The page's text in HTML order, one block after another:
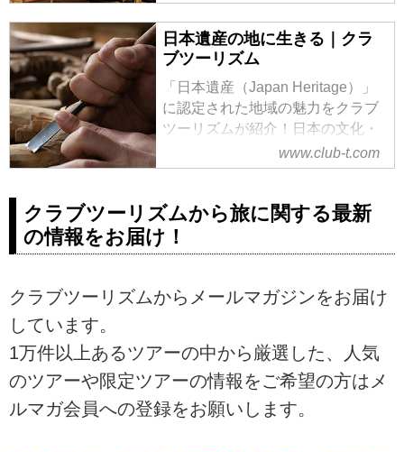
の演出家、旅する世界遺産の語り
部」として旅の魅力を語る連載記
日本遺産の地に生きる｜クラ
ブツーリズム
「日本遺産（Japan Heritage）」
に認定された地域の魅力をクラブ
ツーリズムが紹介！日本の文化・
伝統を感じさせるその町の唯一無
二のストーリーを『日本遺産の地
す。認定地域の詳細や、近隣観光
地などをご紹介しています。
www.club-t.com
クラブツーリズムから旅に関する最新
の情報をお届け！
クラブツーリズムからメールマガジンをお届け
しています。
1万件以上あるツアーの中から厳選した、人気
のツアーや限定ツアーの情報をご希望の方はメ
ルマガ会員への登録をお願いします。